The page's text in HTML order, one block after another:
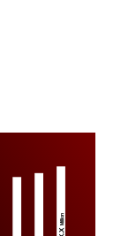
Million